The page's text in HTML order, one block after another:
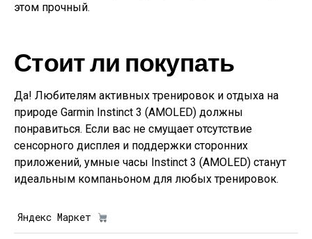
этом прочный.
Стоит ли покупать
Да! Любителям активных тренировок и отдыха на
природе Garmin Instinct 3 (AMOLED) должны
понравиться. Если вас не смущает отсутствие
сенсорного дисплея и поддержки сторонних
приложений, умные часы Instinct 3 (AMOLED) станут
идеальным компаньоном для любых тренировок.
Яндекс Маркет